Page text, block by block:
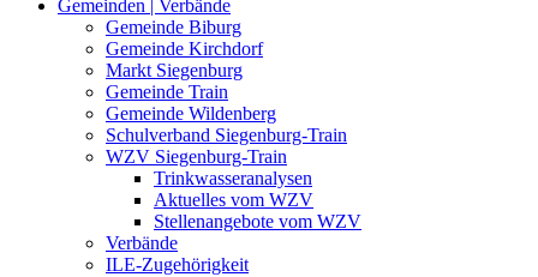
Gemeinden | Verbände
Gemeinde Biburg
Gemeinde Kirchdorf
Markt Siegenburg
Gemeinde Train
Gemeinde Wildenberg
Schulverband Siegenburg-Train
WZV Siegenburg-Train
Trinkwasseranalysen
Aktuelles vom WZV
Stellenangebote vom WZV
Verbände
ILE-Zugehörigkeit